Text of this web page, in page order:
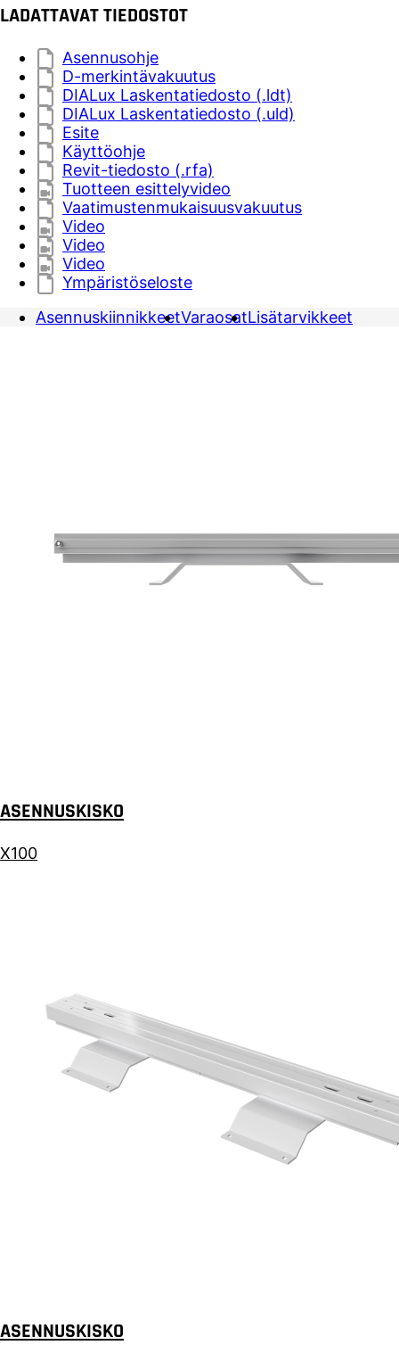
LADATTAVAT TIEDOSTOT
Asennusohje
D-merkintävakuutus
DIALux Laskentatiedosto (.ldt)
DIALux Laskentatiedosto (.uld)
Esite
Käyttöohje
Revit-tiedosto (.rfa)
Tuotteen esittelyvideo
Vaatimustenmukaisuusvakuutus
Video
Video
Video
Ympäristöseloste
AsennuskiinnikkeetVaraosatLisätarvikkeet
ASENNUSKISKO
X100
ASENNUSKISKO